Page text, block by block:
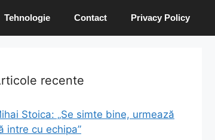
Tehnologie Contact Privacy Policy
recente
Stoica: „Se simte bine, urmează
intre cu echipa”